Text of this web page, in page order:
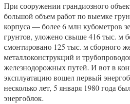
При сооружении грандиозного
большой объем работ по выемке
корпуса — более 6 млн кубометров
грунтов, уложено свыше 416 тыс. м
смонтировано 125 тыс. м сборного
металлоконструкций и
железнодорожных путей. И вот в
эксплуатацию вошел первый
несколько лет, 5 января 1980 года
энергоблок.